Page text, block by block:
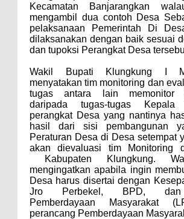
Kecamatan Banjarangkan
mengambil dua contoh Desa
pelaksanaan Pemerintah Di
dilaksanakan dengan baik sesuai
dan tupoksi Perangkat Desa
Wakil Bupati Klungkung I
menyatakan tim monitoring dan
tugas antara lain memonitor
daripada tugas-tugas
perangkat Desa yang nantinya
hasil dari sisi pembangunan
Peraturan Desa di Desa setempat
akan dievaluasi tim Monitoring
Kabupaten Klungkung.
mengingatkan apabila ingin
Desa harus disertai dengan
Jro Perbekel, BPD, dan
Pemberdayaan Masyarakat
perancang Pemberdayaan